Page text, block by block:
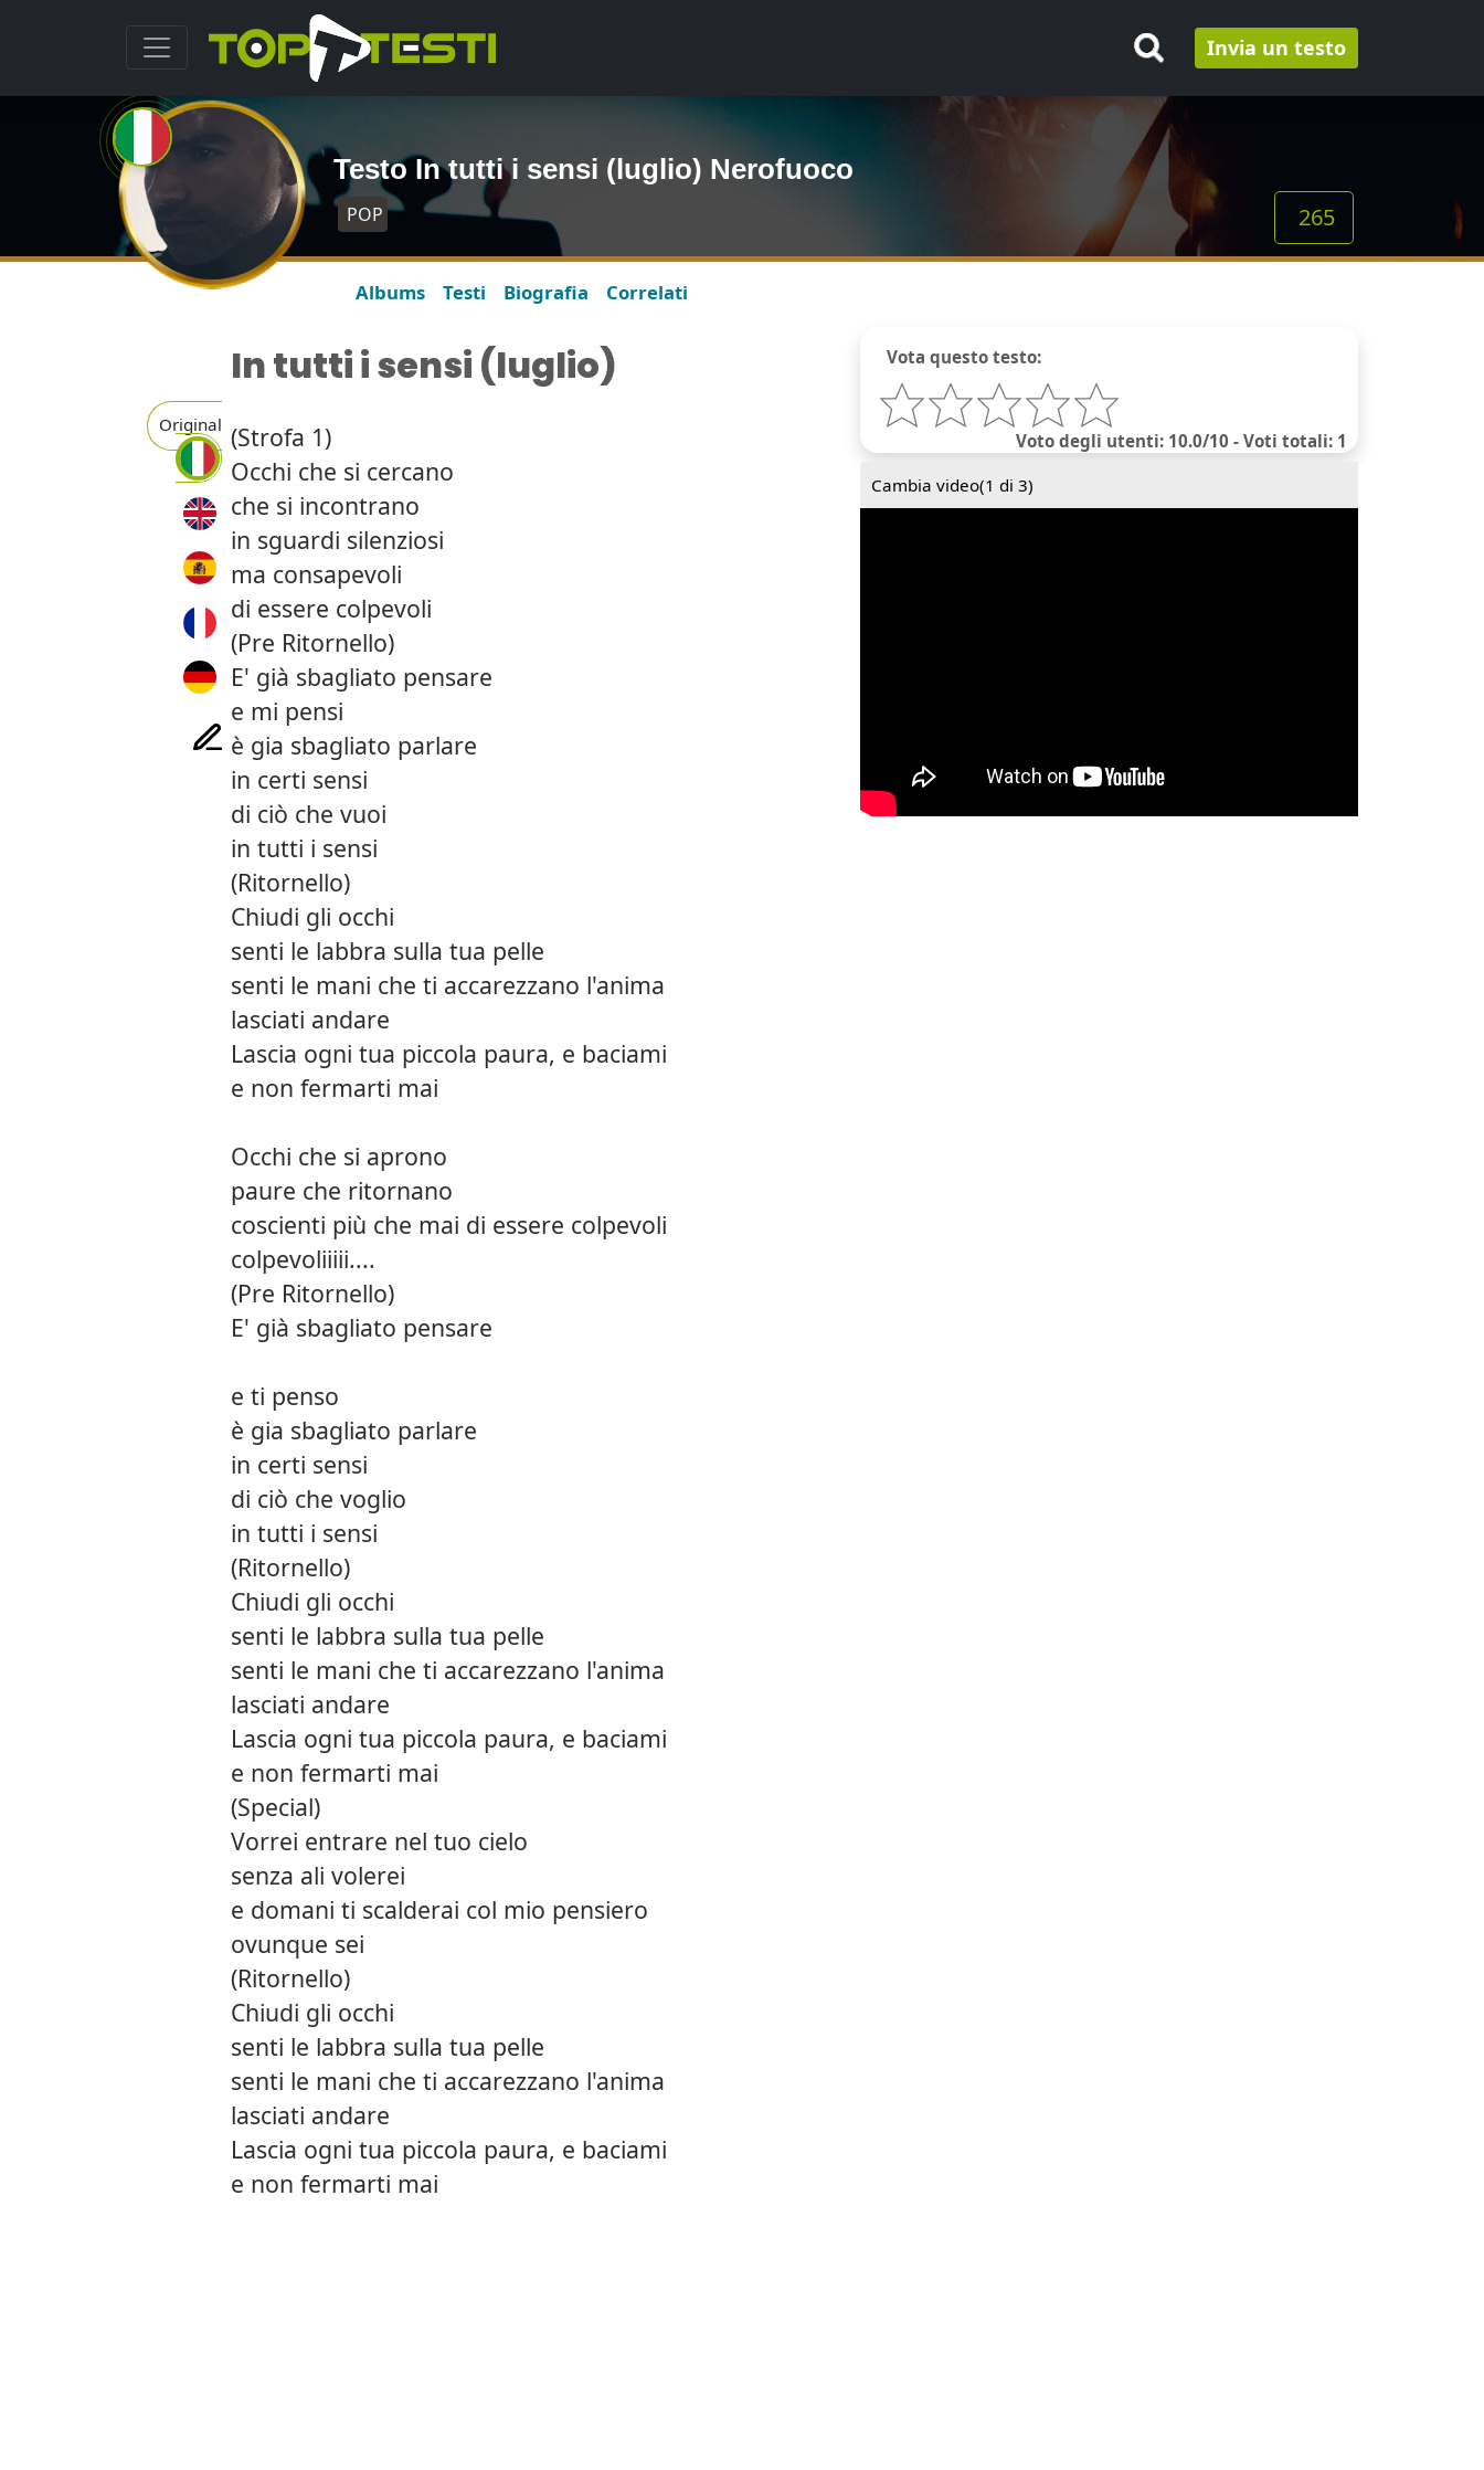
Invia un testo
Testo In tutti i sensi (luglio) Nerofuoco
POP 265
Albums Testi Biografia Correlati
Original
Vota questo testo:
Voto degli utenti: 10.0/10 - Voti totali: 1
Cambia video(1 di 3)
In tutti i sensi (luglio)
(Strofa 1)
Occhi che si cercano
che si incontrano
in sguardi silenziosi
ma consapevoli
di essere colpevoli
(Pre Ritornello)
E' già sbagliato pensare
e mi pensi
è gia sbagliato parlare
in certi sensi
di ciò che vuoi
in tutti i sensi
(Ritornello)
Chiudi gli occhi
senti le labbra sulla tua pelle
senti le mani che ti accarezzano l'anima
lasciati andare
Lascia ogni tua piccola paura, e baciami
e non fermarti mai
Occhi che si aprono
paure che ritornano
coscienti più che mai di essere colpevoli
colpevoliiiii....
(Pre Ritornello)
E' già sbagliato pensare
e ti penso
è gia sbagliato parlare
in certi sensi
di ciò che voglio
in tutti i sensi
(Ritornello)
Chiudi gli occhi
senti le labbra sulla tua pelle
senti le mani che ti accarezzano l'anima
lasciati andare
Lascia ogni tua piccola paura, e baciami
e non fermarti mai
(Special)
Vorrei entrare nel tuo cielo
senza ali volerei
e domani ti scalderai col mio pensiero
ovunque sei
(Ritornello)
Chiudi gli occhi
senti le labbra sulla tua pelle
senti le mani che ti accarezzano l'anima
lasciati andare
Lascia ogni tua piccola paura, e baciami
e non fermarti mai